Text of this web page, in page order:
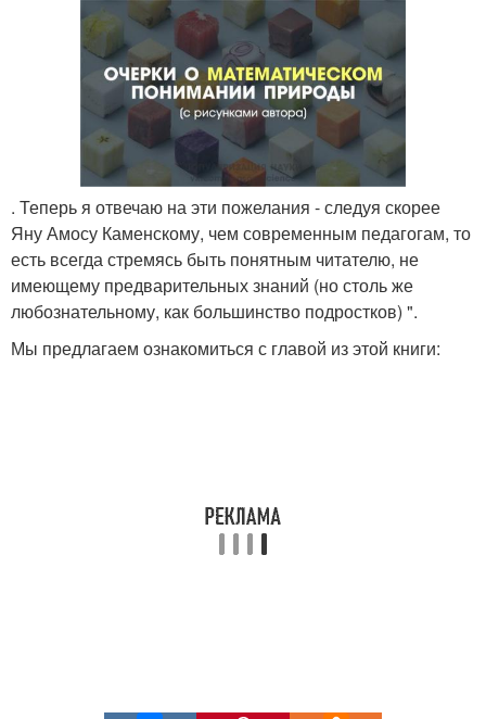
. Теперь я отвечаю на эти пожелания - следуя скорее
Яну Амосу Каменскому, чем современным педагогам, то
есть всегда стремясь быть понятным читателю, не
имеющему предварительных знаний (но столь же
любознательному, как большинство подростков) ".
Мы предлагаем ознакомиться с главой из этой книги: